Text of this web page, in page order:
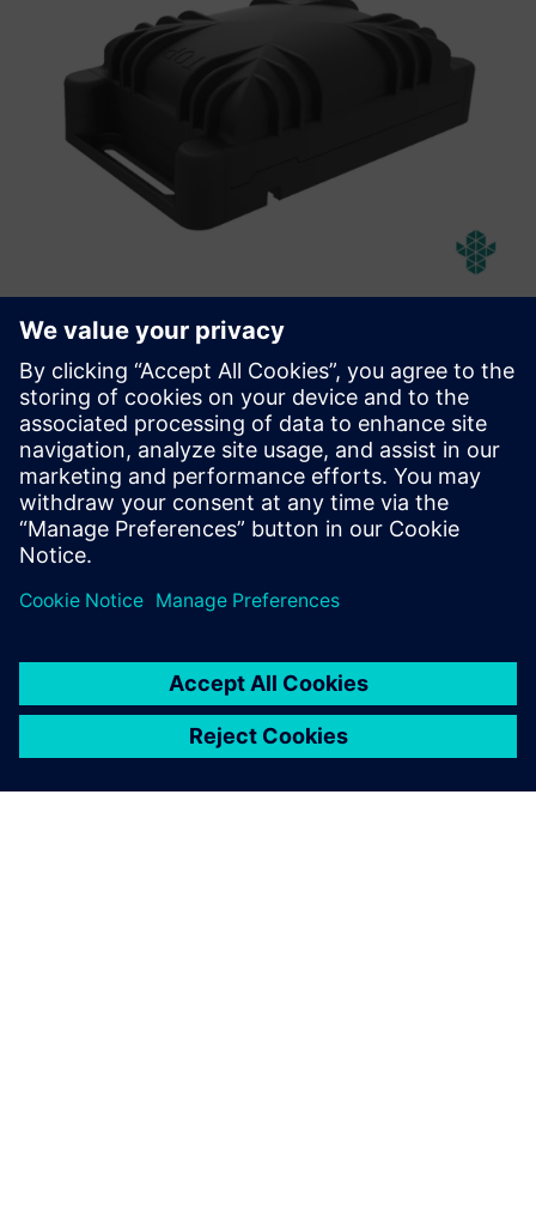
Abeeway Robust Manageable
Beacon
Robusztus, kezelhető, hosszú élettartamú jelzőfény
Bluetooth és LoRaWAN képességekkel, amelyet
kemény/veszélyes környezetben való használatra terveztek.
További információk